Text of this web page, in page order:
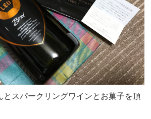
とスパークリングワインとお菓子を頂